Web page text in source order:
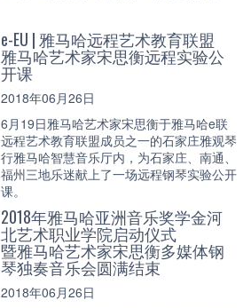
e-EU | 雅马哈远程艺术教育联盟
雅马哈艺术家宋思衡远程实验公
开课
2018年06月26日
6月19日雅马哈艺术家宋思衡于雅马哈e联
远程艺术教育联盟成员之一的石家庄雅观琴
行雅马哈智慧音乐厅内，为石家庄、南通、
福州三地乐迷献上了一场远程钢琴实验公开
课。
2018年雅马哈亚洲音乐奖学金河
北艺术职业学院启动仪式
暨雅马哈艺术家宋思衡多媒体钢
琴独奏音乐会圆满结束
2018年06月26日